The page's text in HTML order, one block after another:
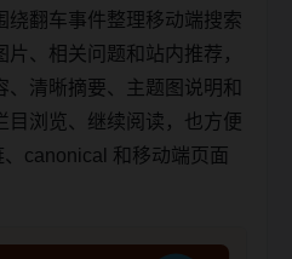
绕翻车事件整理移动端搜索
、相关问题和站内推荐，
、清晰摘要、主题图说明和
目浏览、继续阅读，也方便
canonical 和移动端页面